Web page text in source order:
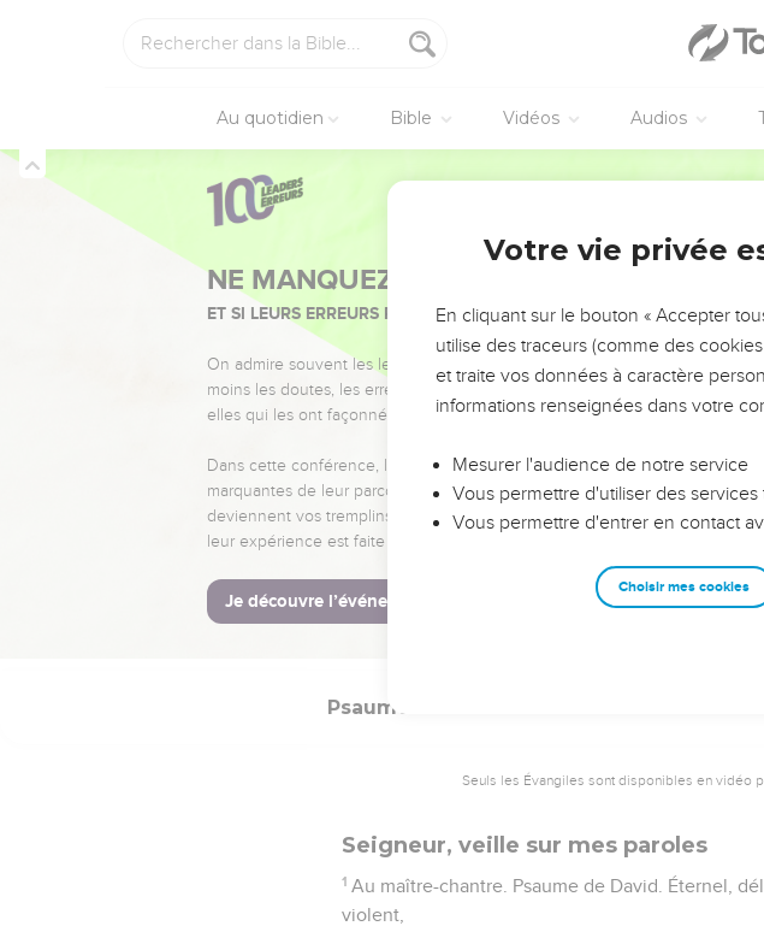
Au quotidien Bible Vidéos Audios
NE MANQUEZ PAS L’ÉVÉNEMENT DE
ET SI LEURS ERREURS POUVAIENT VOUS ÉVITER LES VOTRES ?
On admire souvent les leaders pour leurs réussites, leur impact, leur foi ou
moins les doutes, les erreurs et les saisons difficiles qu'ils ont traversés,
elles qui les ont façonnés.
Dans cette conférence, leaders, entrepreneurs, et responsables reviennent
marquantes de leur parcours et les clés pour avancer avec plus de
deviennent vos tremplins. Que vous guidiez un ministère, une équipe, un
leur expérience est faite pour vous.
Je découvre l’événement
Psaumes
Seuls les Évangiles sont disponibles en vidéo
Seigneur, veille sur mes paroles
1 Au maître-chantre. Psaume de David. Éternel,
violent,
Votre vie privée
En cliquant sur le bouton « Accepter
utilise des traceurs (comme des
et traite vos données à caractère
informations renseignées dans votre
Mesurer l'audience de notre service
Vous permettre d'utiliser des
Vous permettre d'entrer en contact
Choisir mes cookies